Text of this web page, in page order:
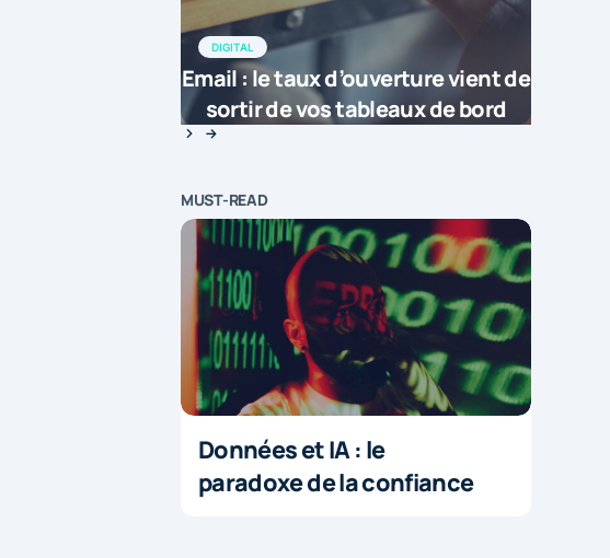
DIGITAL
Email : le taux d’ouverture vient de
sortir de vos tableaux de bord
MUST-READ
Données et IA : le
paradoxe de la confiance